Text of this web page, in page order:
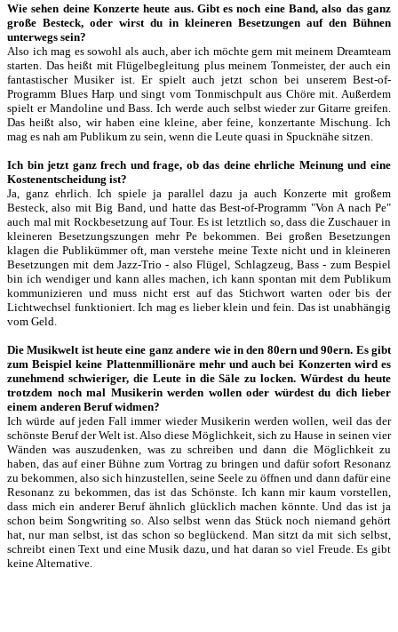
Wie sehen deine Konzerte heute aus. Gibt es noch eine Band, also das ganz
große Besteck, oder wirst du in kleineren Besetzungen auf den Bühnen
unterwegs sein?
Also ich mag es sowohl als auch, aber ich möchte gern mit meinem Dreamteam
starten. Das heißt mit Flügelbegleitung plus meinem Tonmeister, der auch ein
fantastischer Musiker ist. Er spielt auch jetzt schon bei unserem Best-of-
Programm Blues Harp und singt vom Tonmischpult aus Chöre mit. Außerdem
spielt er Mandoline und Bass. Ich werde auch selbst wieder zur Gitarre greifen.
Das heißt also, wir haben eine kleine, aber feine, konzertante Mischung. Ich
mag es nah am Publikum zu sein, wenn die Leute quasi in Spucknähe sitzen.
Ich bin jetzt ganz frech und frage, ob das deine ehrliche Meinung und eine
Kostenentscheidung ist?
Ja, ganz ehrlich. Ich spiele ja parallel dazu ja auch Konzerte mit großem
Besteck, also mit Big Band, und hatte das Best-of-Programm "Von A nach Pe"
auch mal mit Rockbesetzung auf Tour. Es ist letztlich so, dass die Zuschauer in
kleineren Besetzungszungen mehr Pe bekommen. Bei großen Besetzungen
klagen die Publikümmer oft, man verstehe meine Texte nicht und in kleineren
Besetzungen mit dem Jazz-Trio - also Flügel, Schlagzeug, Bass - zum Bespiel
bin ich wendiger und kann alles machen, ich kann spontan mit dem Publikum
kommunizieren und muss nicht erst auf das Stichwort warten oder bis der
Lichtwechsel funktioniert. Ich mag es lieber klein und fein. Das ist unabhängig
vom Geld.
Die Musikwelt ist heute eine ganz andere wie in den 80ern und 90ern. Es gibt
zum Beispiel keine Plattenmillionäre mehr und auch bei Konzerten wird es
zunehmend schwieriger, die Leute in die Säle zu locken. Würdest du heute
trotzdem noch mal Musikerin werden wollen oder würdest du dich lieber
einem anderen Beruf widmen?
Ich würde auf jeden Fall immer wieder Musikerin werden wollen, weil das der
schönste Beruf der Welt ist. Also diese Möglichkeit, sich zu Hause in seinen vier
Wänden was auszudenken, was zu schreiben und dann die Möglichkeit zu
haben, das auf einer Bühne zum Vortrag zu bringen und dafür sofort Resonanz
zu bekommen, also sich hinzustellen, seine Seele zu öffnen und dann dafür eine
Resonanz zu bekommen, das ist das Schönste. Ich kann mir kaum vorstellen,
dass mich ein anderer Beruf ähnlich glücklich machen könnte. Und das ist ja
schon beim Songwriting so. Also selbst wenn das Stück noch niemand gehört
hat, nur man selbst, ist das schon so beglückend. Man sitzt da mit sich selbst,
schreibt einen Text und eine Musik dazu, und hat daran so viel Freude. Es gibt
keine Alternative.